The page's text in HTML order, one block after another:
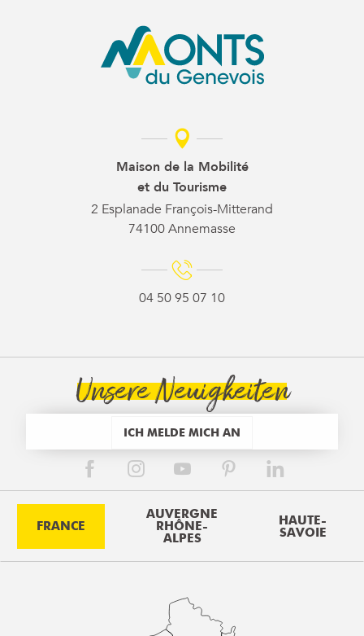
Maison de la Mobilité
et du Tourisme
2 Esplanade François-Mitterand
74100 Annemasse
04 50 95 07 10
Unsere Neuigkeiten
ICH MELDE MICH AN
FRANCE
AUVERGNE
RHÔNE-
ALPES
HAUTE-
SAVOIE